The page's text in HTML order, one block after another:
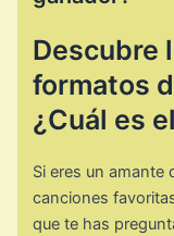
Descubre
formatos
¿Cuál es
Si eres un amante
canciones
que te has